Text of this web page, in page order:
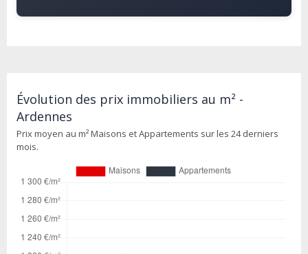
Évolution des prix immobiliers au m² -
Ardennes
Prix moyen au m² Maisons et Appartements sur les 24 derniers
mois.